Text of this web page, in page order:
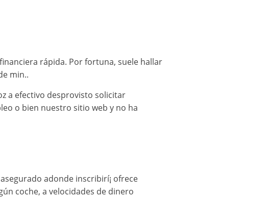
rápida. Por fortuna, suele hallar
min..
a efectivo desprovisto solicitar
o bien nuestro sitio web y no ha
adonde inscribirí¡ ofrece
coche, a velocidades de dinero